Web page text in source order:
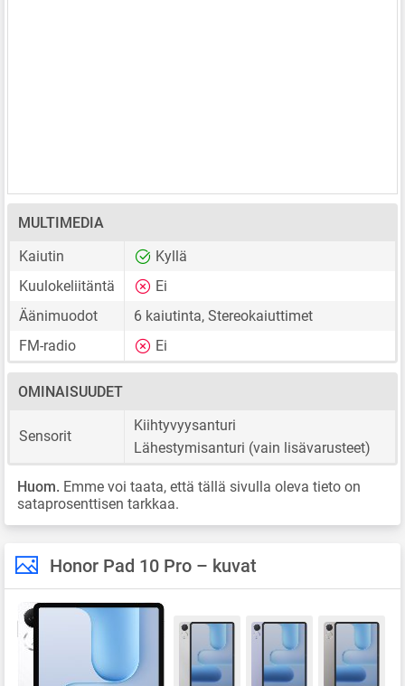
MULTIMEDIA
Kaiutin
Kyllä
Kuulokeliitäntä
Ei
Äänimuodot
6 kaiutinta, Stereokaiuttimet
FM-radio
Ei
OMINAISUUDET
Sensorit
Kiihtyvyysanturi
Lähestymisanturi (vain lisävarusteet)
Huom. Emme voi taata, että tällä sivulla oleva tieto on
sataprosenttisen tarkkaa.
Honor Pad 10 Pro – kuvat